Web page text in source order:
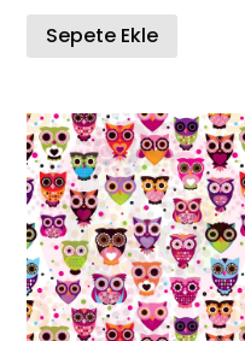
450.00 TL.
Sepete Ekle